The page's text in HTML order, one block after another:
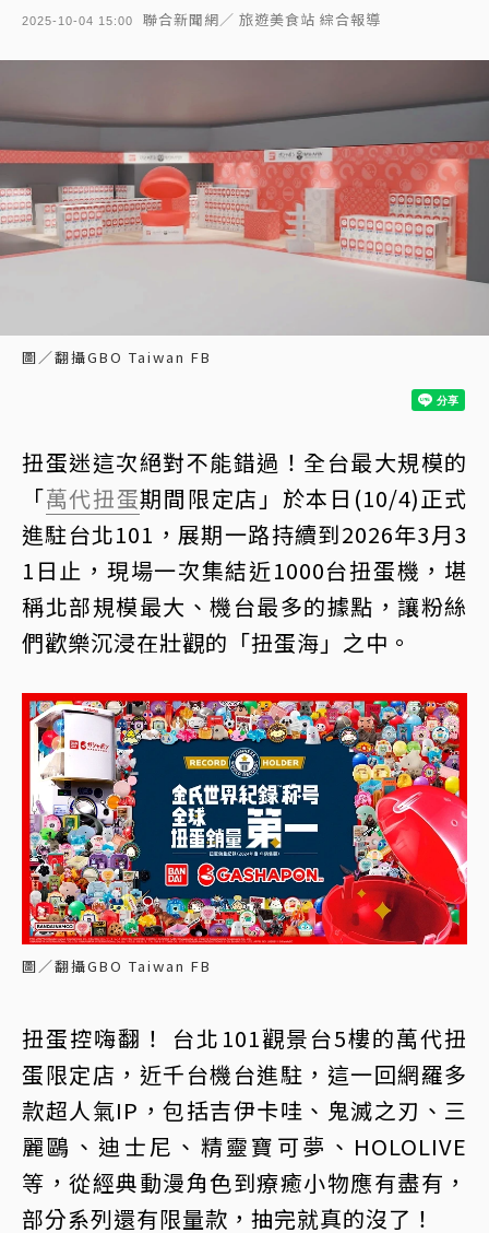
2025-10-04 15:00 聯合新聞網／ 旅遊美食站 綜合報導
圖／翻攝GBO Taiwan FB
扭蛋迷這次絕對不能錯過！全台最大規模的
「萬代扭蛋期間限定店」於本日(10/4)正式
進駐台北101，展期一路持續到2026年3月3
1日止，現場一次集結近1000台扭蛋機，堪
稱北部規模最大、機台最多的據點，讓粉絲
們歡樂沉浸在壯觀的「扭蛋海」之中。
圖／翻攝GBO Taiwan FB
扭蛋控嗨翻！ 台北101觀景台5樓的萬代扭
蛋限定店，近千台機台進駐，這一回網羅多
款超人氣IP，包括吉伊卡哇、鬼滅之刃、三
麗鷗、迪士尼、精靈寶可夢、HOLOLIVE
等，從經典動漫角色到療癒小物應有盡有，
部分系列還有限量款，抽完就真的沒了！